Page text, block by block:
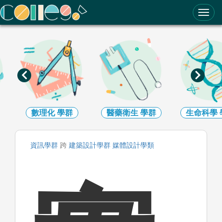
ColleGo! 大學選才與高中育才輔助系統
醫藥衛生學群 生命科學 學群 生物資源
資訊學群 跨 建築設計學群 媒體設計學類